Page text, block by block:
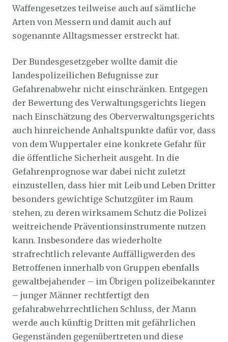
Waffengesetzes teilweise auch auf sämtliche
Arten von Messern und damit auch auf
sogenannte Alltagsmesser erstreckt hat.
Der Bundesgesetzgeber wollte damit die
landespolizeilichen Befugnisse zur
Gefahrenabwehr nicht einschränken. Entgegen
der Bewertung des Verwaltungsgerichts liegen
nach Einschätzung des Oberverwaltungsgerichts
auch hinreichende Anhaltspunkte dafür vor, dass
von dem Wuppertaler eine konkrete Gefahr für
die öffentliche Sicherheit ausgeht. In die
Gefahrenprognose war dabei nicht zuletzt
einzustellen, dass hier mit Leib und Leben Dritter
besonders gewichtige Schutzgüter im Raum
stehen, zu deren wirksamem Schutz die Polizei
weitreichende Präventionsinstrumente nutzen
kann. Insbesondere das wiederholte
strafrechtlich relevante Auffälligwerden des
Betroffenen innerhalb von Gruppen ebenfalls
gewaltbejahender – im Übrigen polizeibekannter
– junger Männer rechtfertigt den
gefahrabwehrrechtlichen Schluss, der Mann
werde auch künftig Dritten mit gefährlichen
Gegenständen gegenübertreten und diese